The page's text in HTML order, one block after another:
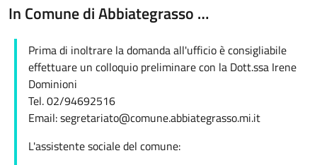
In Comune di Abbiategrasso …
Prima di inoltrare la domanda all'ufficio è consigliabile
effettuare un colloquio preliminare con la Dott.ssa Irene
Dominioni
Tel. 02/94692516
Email: segretariato@comune.abbiategrasso.mi.it
L'assistente sociale del comune: